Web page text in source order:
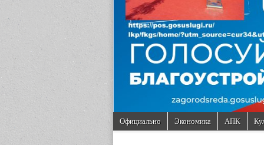
Main menu
Skip to content
Официально Экономика АПК